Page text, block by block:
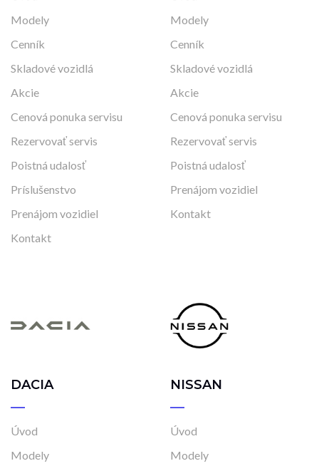
Modely
Cenník
Skladové vozidlá
Akcie
Cenová ponuka servisu
Rezervovať servis
Poistná udalosť
Príslušenstvo
Prenájom vozidiel
Kontakt
Modely
Cenník
Skladové vozidlá
Akcie
Cenová ponuka servisu
Rezervovať servis
Poistná udalosť
Prenájom vozidiel
Kontakt
DACIA
Úvod
Modely
NISSAN
Úvod
Modely